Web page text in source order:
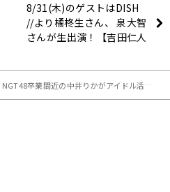
8/31(木)のゲストはDISH
//より橘柊生さん、 泉大智
さんが生出演！【吉田仁人
NGT48卒業間近の中井りかがアイドル活動を振り返る！「卒業コンサートはめちゃくちゃ楽しかった」